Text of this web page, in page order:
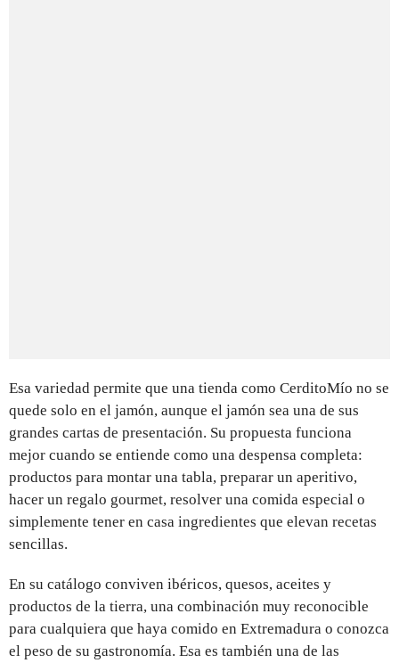
Esa variedad permite que una tienda como CerditoMío no se
quede solo en el jamón, aunque el jamón sea una de sus
grandes cartas de presentación. Su propuesta funciona
mejor cuando se entiende como una despensa completa:
productos para montar una tabla, preparar un aperitivo,
hacer un regalo gourmet, resolver una comida especial o
simplemente tener en casa ingredientes que elevan recetas
sencillas.
En su catálogo conviven ibéricos, quesos, aceites y
productos de la tierra, una combinación muy reconocible
para cualquiera que haya comido en Extremadura o conozca
el peso de su gastronomía. Esa es también una de las